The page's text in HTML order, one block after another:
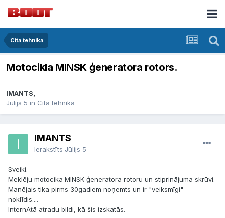
Cita tehnika
Motocikla MINSK ģeneratora rotors.
IMANTS,
Jūlijs 5 in Cita tehnika
IMANTS
Ierakstīts Jūlijs 5
Sveiki.
Meklēju motocika MINSK ģeneratora rotoru un stiprinājuma skrūvi.
Manējais tika pirms 30gadiem noņemts un ir "veiksmīgi"
noklīdis....
InternĀtā atradu bildi, kā šis izskatās.